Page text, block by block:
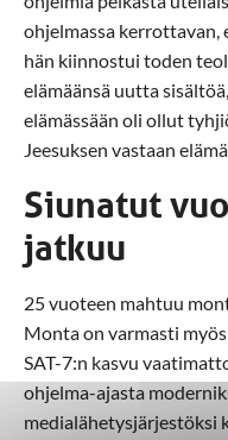
ohjelmassa kerrottavan,
hän kiinnostui toden
elämäänsä uutta
elämässään oli ollut
Jeesuksen vastaan
Siunatut
jatkuu
25 vuoteen mahtuu
Monta on varmasti
SAT-7:n kasvu
ohjelma-ajasta
medialähetysjärjestöksi